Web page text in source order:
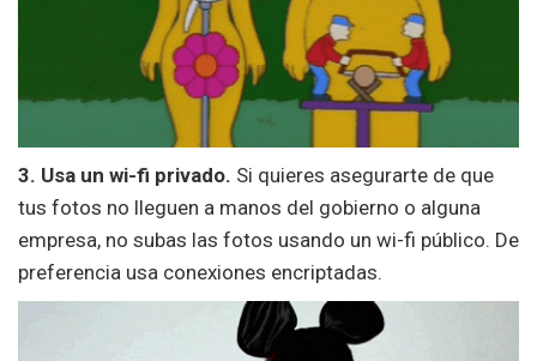
3. Usa un wi-fi privado. Si quieres asegurarte de que
tus fotos no lleguen a manos del gobierno o alguna
empresa, no subas las fotos usando un wi-fi público. De
preferencia usa conexiones encriptadas.